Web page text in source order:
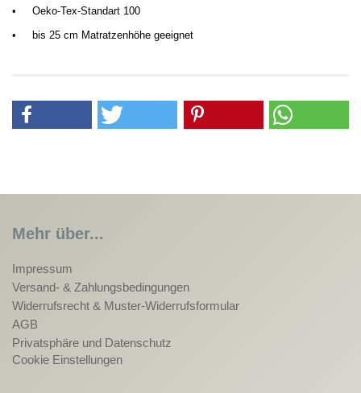
•
Oeko-Tex-Standart 100
•
bis 25 cm Matratzenhöhe geeignet
Mehr über...
Impressum
Versand- & Zahlungsbedingungen
Widerrufsrecht & Muster-Widerrufsformular
AGB
Privatsphäre und Datenschutz
Cookie Einstellungen